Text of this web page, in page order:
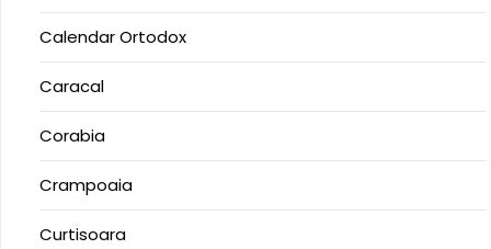
Calendar Ortodox
Caracal
Corabia
Crampoaia
Curtisoara